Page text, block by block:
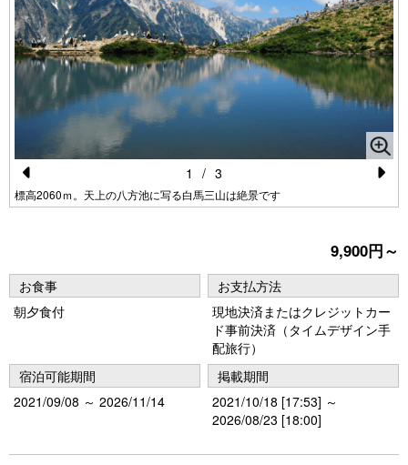
Pr
o
u
標高2060ｍ。天上の八方池に写る白馬三山は絶景です
xt
1 / 3
9,900円～
お食事
朝夕食付
お支払方法
現地決済またはクレジットカー
ド事前決済（タイムデザイン手
配旅行）
宿泊可能期間
2021/09/08 ～ 2026/11/14
掲載期間
2021/10/18 [17:53] ～
2026/08/23 [18:00]